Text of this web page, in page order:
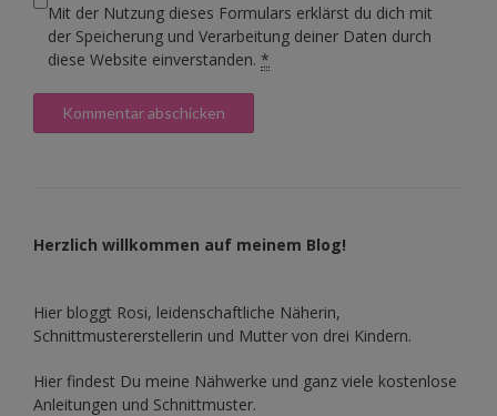
Mit der Nutzung dieses Formulars erklärst du dich mit
der Speicherung und Verarbeitung deiner Daten durch
diese Website einverstanden. *
Herzlich willkommen auf meinem Blog!
Hier bloggt Rosi, leidenschaftliche Näherin,
Schnittmustererstellerin und Mutter von drei Kindern.
Hier findest Du meine Nähwerke und ganz viele kostenlose
Anleitungen und Schnittmuster.